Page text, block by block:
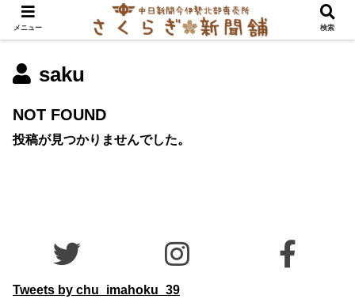
saku
NOT FOUND
投稿が見つかりませんでした。
Tweets by chu_imahoku_39
メニュー 検索